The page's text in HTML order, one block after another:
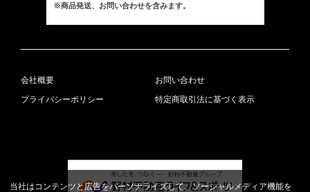
※商品発送、お問い合わせを含みます。
会社概要
お問い合わせ
プライバシーポリシー
特定商取引法に基づく表示
当社はコンテンツと広告をパーソナライズして、ソーシャルメディア機能を